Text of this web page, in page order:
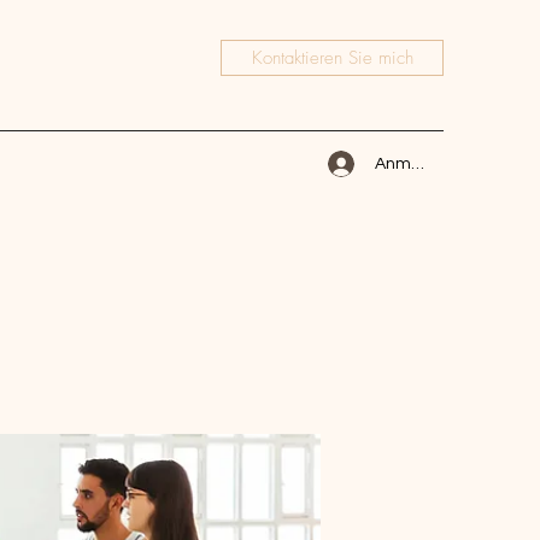
Kontaktieren Sie mich
Anmelden